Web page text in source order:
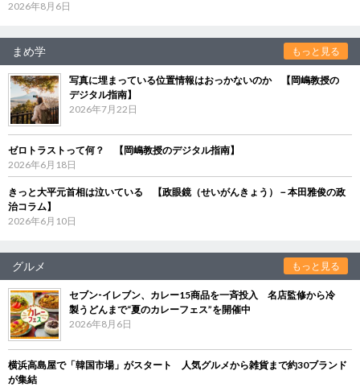
2026年8月6日
まめ学 もっと見る
写真に埋まっている位置情報はおっかないのか 【岡嶋教授の
デジタル指南】
2026年7月22日
ゼロトラストって何？ 【岡嶋教授のデジタル指南】
2026年6月18日
きっと大平元首相は泣いている 【政眼鏡（せいがんきょう）－本田雅俊の政
治コラム】
2026年6月10日
グルメ もっと見る
セブン‐イレブン、カレー15商品を一斉投入 名店監修から冷
製うどんまで“夏のカレーフェス”を開催中
2026年8月6日
横浜高島屋で「韓国市場」がスタート 人気グルメから雑貨まで約30ブランド
が集結